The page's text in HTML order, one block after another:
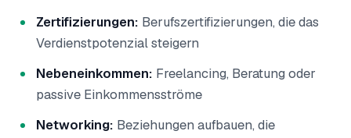
Zertifizierungen: Berufszertifizierungen, die das
Verdienstpotenzial steigern
Nebeneinkommen: Freelancing, Beratung oder
passive Einkommensströme
Networking: Beziehungen aufbauen, die